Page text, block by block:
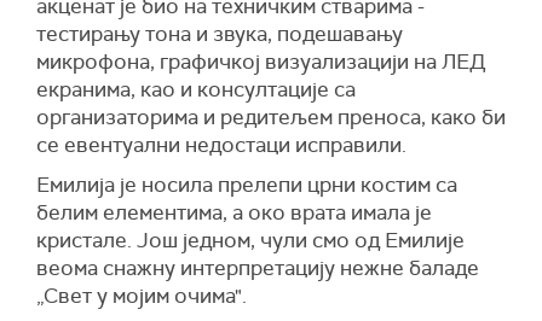
акценат је био на техничким стварима -
тестирању тона и звука, подешавању
микрофона, графичкој визуализацији на ЛЕД
екранима, као и консултације са
организаторима и редитељем преноса, како би
се евентуални недостаци исправили.
Емилија је носила прелепи црни костим са
белим елементима, а око врата имала је
кристале. Још једном, чули смо од Емилије
веома снажну интерпретацију нежне баладе
„Свет у мојим очима".